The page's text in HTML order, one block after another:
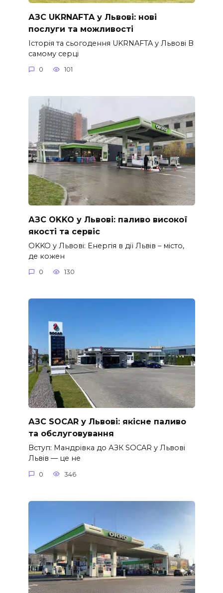
АЗС UKRNAFTA у Львові: нові
послуги та можливості
Історія та сьогодення UKRNAFTA у Львові В
самому серці
0 101
АЗС OKKO у Львові: паливо високої
якості та сервіс
OKKO у Львові: Енергія в дії Львів – місто,
де кожен
0 130
АЗС SOCAR у Львові: якісне паливо
та обслуговування
Вступ: Мандрівка до АЗК SOCAR у Львові
Львів — це не
0 346